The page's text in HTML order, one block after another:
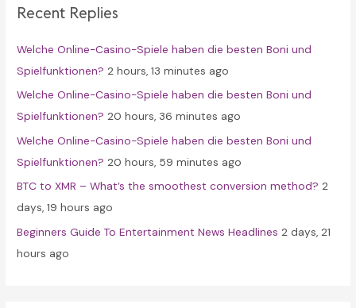
h
o
r
:
Recent Replies
Welche Online-Casino-Spiele haben die besten Boni und
Spielfunktionen? 2 hours, 13 minutes ago
Welche Online-Casino-Spiele haben die besten Boni und
Spielfunktionen? 20 hours, 36 minutes ago
Welche Online-Casino-Spiele haben die besten Boni und
Spielfunktionen? 20 hours, 59 minutes ago
BTC to XMR – What’s the smoothest conversion method? 2
days, 19 hours ago
Beginners Guide To Entertainment News Headlines 2 days, 21
hours ago